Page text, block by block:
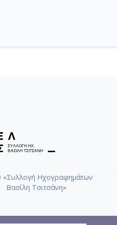
Ηχογραφημάτων
Βασίλη Τσιτσάνη»